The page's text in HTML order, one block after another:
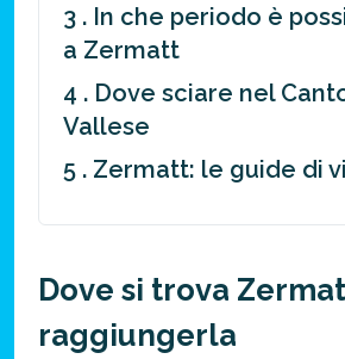
3 . In che periodo è
a Zermatt
4 . Dove sciare nel
Vallese
5 . Zermatt: le guide di
Dove si trova
raggiungerla